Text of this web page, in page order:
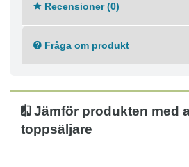
- Färg: Silver
Recensioner (0)
Fråga om produkt
Jämför produkten med
toppsäljare